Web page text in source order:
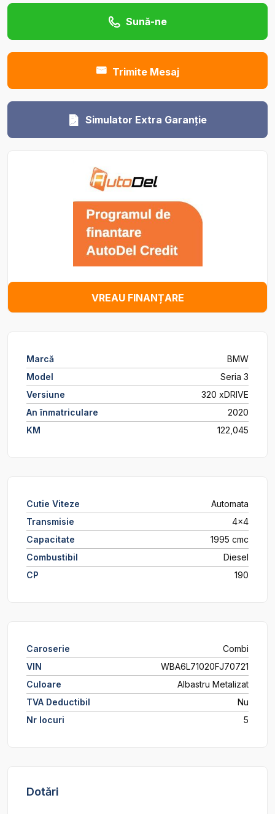
Sună-ne
Trimite Mesaj
Simulator Extra Garanție
VREAU FINANȚARE
Marcă
BMW
Model
Seria 3
Versiune
320 xDRIVE
An înmatriculare
2020
KM
122,045
Cutie Viteze
Automata
Transmisie
4x4
Capacitate
1995 cmc
Combustibil
Diesel
CP
190
Caroserie
Combi
VIN
WBA6L71020FJ70721
Culoare
Albastru Metalizat
TVA Deductibil
Nu
Nr locuri
5
Dotări